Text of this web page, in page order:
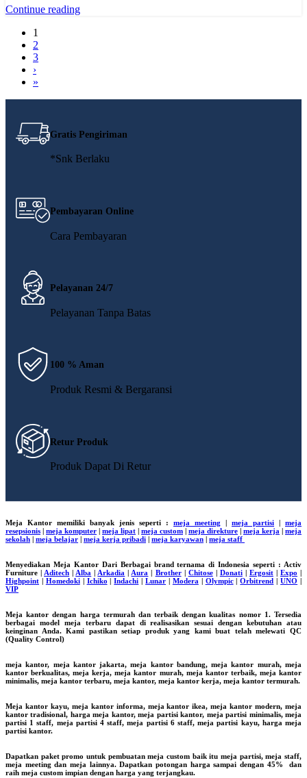
Continue reading
1
2
3
›
»
Gratis Pengiriman
*Snk Berlaku
Pembayaran Online
Cara Pembayaran
Pelayanan 24/7
Pelayanan Tanpa Batas
100 % Aman
Produk Resmi & Bergaransi
Retur Produk
Produk Dapat Di Retur
Meja Kantor memiliki banyak jenis seperti : meja meeting | meja partisi | meja
resepsionis | meja komputer | meja lipat | meja custom | meja direkture | meja kerja | meja
sekolah | meja belajar | meja kerja pribadi | meja karyawan | meja staff
Menyediakan Meja Kantor Dari Berbagai brand ternama di Indonesia seperti : Activ
Furniture | Aditech | Alba | Arkadia | Aura | Brother| Chitose| Donati| Ergosit| Expo |
Highpoint | Homedoki| Ichiko |Indachi |Lunar | Modera | Olympic|Orbitrend |UNO |
VIP
Meja kantor dengan harga termurah dan terbaik dengan kualitas nomor 1. Tersedia
berbagai model meja terbaru dapat di realisasikan sesuai dengan kebutuhan atau
keinginan Anda. Kami pastikan setiap produk yang kami buat telah melewati QC
(Quality Control)
meja kantor, meja kantor jakarta, meja kantor bandung, meja kantor murah, meja
kantor berkualitas, meja kerja, meja kantor murah, meja kantor terbaik, meja kantor
minimalis, meja kantor terbaru, meja kantor, meja kantor kerja, meja kantor termurah.
Meja kantor kayu, meja kantor informa, meja kantor ikea, meja kantor modern, meja
kantor tradisional, harga meja kantor, meja partisi kantor, meja partisi minimalis, meja
partisi 1 staff, meja partisi 4 staff, meja partisi 6 staff, meja partisi kayu, harga meja
partisi kantor.
Dapatkan paket promo untuk pembuatan meja custom baik itu meja partisi, meja staff,
meja meeting dan meja lainnya. Dapatkan potongan harga sampai dengan 45% dan
raih meja custom impian dengan harga yang terjangkau.